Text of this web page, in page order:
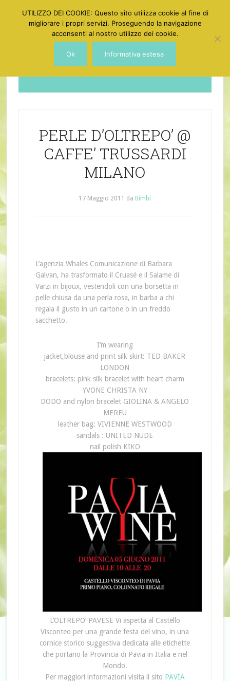
Dotgirl
PERLE D’OLTREPO’ @
CAFFE’ TRUSSARDI
MILANO
17 Maggio 2011 da Bimbi
L’agenzia Whales Comunicazione di Barbara
Galvan, ha trasformato il Cruasé e il Salame di
Varzi in bijoux, vestendoli con una borsetta in
pelle chiusa da una perla rosa, in barba a chi
regala il gusto in un cartone o in un freddo
sacchetto.
I’m wearing
jacket,blouse and print silk skirt: TED BAKER
LONDON
bracelets: pink silk bracelet with heart charm
YVONE CHRISTA NY
DODO and nylon bracelet GIOLINA & ANGELO
MEREU
leather bag: VIVIENNE WESTWOOD
sandals : UNITED NUDE
nail polish KIKO
L’OLTREPO’ PAVESE Vi aspetta al Castello
Visconteo per una grande festa del vino, in una
cornice storico suggestiva dedicata alle etichette
che portano la Provincia di Pavia in Italia e nel
Mondo.
Per maggiori informazioni visita il sito PAVIA
UTILIZZO DEI COOKIE: Questo sito utilizza cookie al fine di
migliorare i propri servizi. Proseguendo la navigazione
acconsenti al nostro utilizzo dei cookie.
Ok Informativa estesa